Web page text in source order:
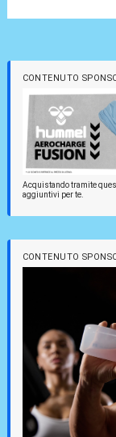
CONTENUTO
Acquistando tramite
aggiuntivi per te.
CONTENUTO